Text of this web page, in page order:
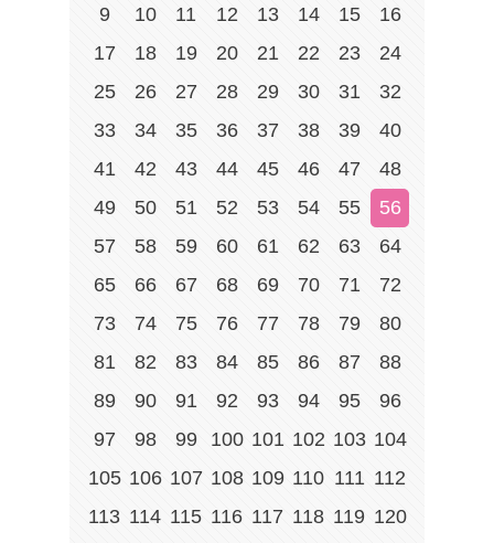
9
10 11 12 13 14 15
16
17
18 19 20 21 22 23
24
25
26 27 28 29 30 31
32
33
34 35 36 37 38 39
40
41
42 43 44 45 46 47
48
49
50 51 52 53 54 55
56
57
58 59 60 61 62 63
64
65
66 67 68 69 70 71
72
73
74 75 76 77 78 79
80
81
82 83 84 85 86 87
88
89
90 91 92 93 94 95
96
97
98 99 100 101 102 103 104
105 106 107 108 109 110 111 112
113 114 115 116 117 118 119 120